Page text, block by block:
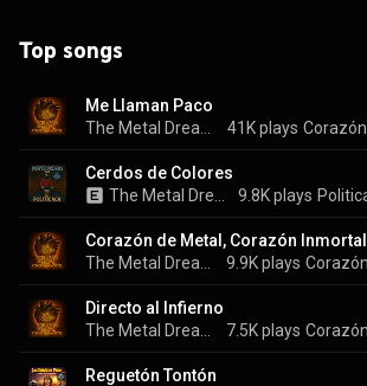
Top songs
Me Llaman Paco
41K plays
Cerdos de Colores
9.8K plays
Corazón de Metal, Corazón Inmortal
9.9K plays
Directo al Infierno
7.5K plays
Reguetón Tontón